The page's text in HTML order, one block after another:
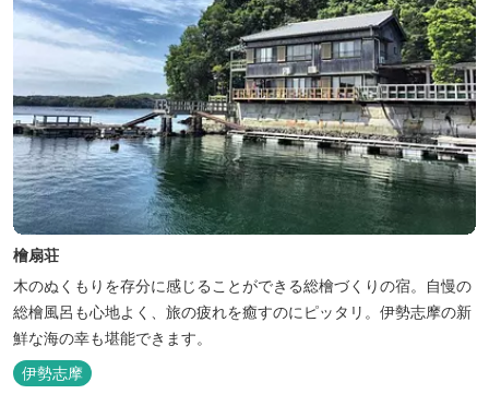
檜扇荘
木のぬくもりを存分に感じることができる総檜づくりの宿。自慢の
総檜風呂も心地よく、旅の疲れを癒すのにピッタリ。伊勢志摩の新
鮮な海の幸も堪能できます。
伊勢志摩